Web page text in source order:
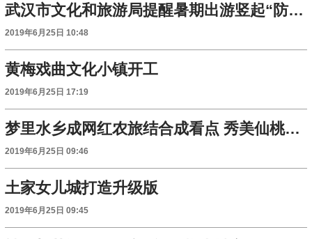
武汉市文化和旅游局提醒暑期出游竖起“防火墙”
2019年6月25日 10:48
黄梅戏曲文化小镇开工
2019年6月25日 17:19
梦里水乡成网红农旅结合成看点 秀美仙桃发力全域旅游
2019年6月25日 09:46
土家女儿城打造升级版
2019年6月25日 09:45